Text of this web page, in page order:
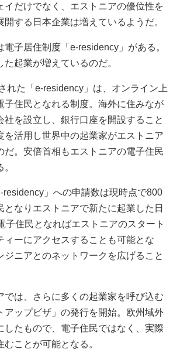
だけでなく、エストニアの優位性を
する日本企業は増えているようだ。
子居住制度「e-residency」がある。
た起業が増えているのだ。
れた「e-residency」は、オンライン上
子住民となれる制度。海外に住みなが
社を設立し、銀行口座を開設すること
を活用し世界中の起業家がエストニア
だ。安倍首相もエストニアの電子住民
」への申請数は現時点で800
となりエストニアで新たに起業した日
子住民となればエストニアのスタート
ィーにアクセスすることも可能とな
ジニアとのネットワークを広げること
は、さらに多くの起業家を呼び込む
アップビザ」の発行を開始。欧州域外
したもので、電子住民ではなく、実際
ことが可能となる。